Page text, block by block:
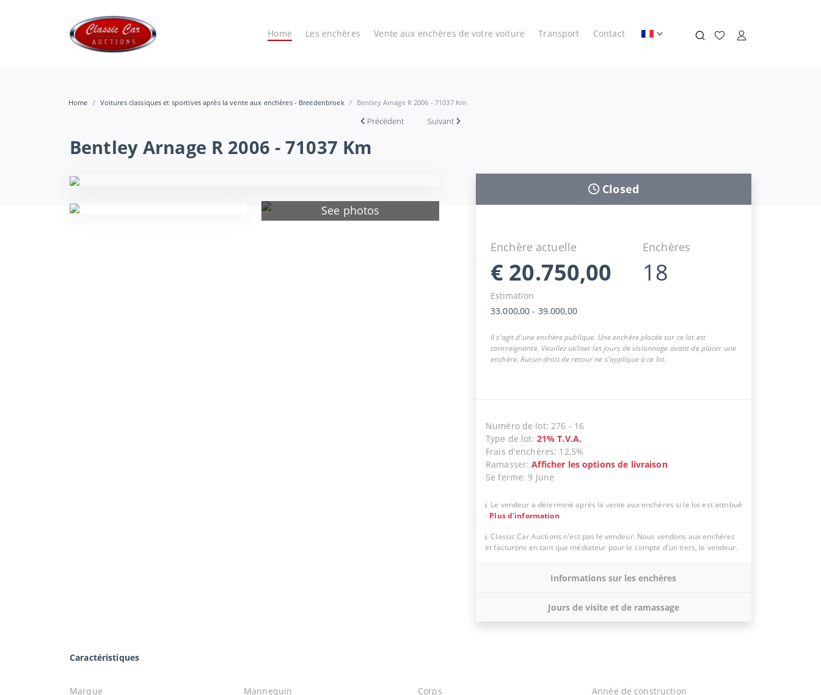
Home Les enchères Vente aux enchères de votre voiture Transport Contact
Home Voitures classiques et sportives après la vente aux enchères - Breedenbroek Bentley Arnage R 2006 - 71037 Km
Précédent Suivant
Bentley Arnage R 2006 - 71037 Km
See photos
Closed
Enchère actuelle
€ 20.750,00
Enchères
18
Estimation
33.000,00 - 39.000,00
Il s'agit d'une enchère publique. Une enchère placée sur ce lot est
contraignante. Veuillez utiliser les jours de visionnage avant de placer une
enchère. Aucun droit de retour ne s'applique à ce lot.
Numéro de lot: 276 - 16
Type de lot: 21% T.V.A.
Frais d'enchères: 12,5%
Ramasser:Afficher les options de livraison
Se ferme: 9 June
Le vendeur a déterminé après la vente aux enchères si le lot est attribué
- Plus d'information
Classic Car Auctions n'est pas le vendeur. Nous vendons aux enchères
et facturons en tant que médiateur pour le compte d'un tiers, le vendeur.
Informations sur les enchères
Jours de visite et de ramassage
Caractéristiques
Marque
Mannequin
Corps
Année de construction